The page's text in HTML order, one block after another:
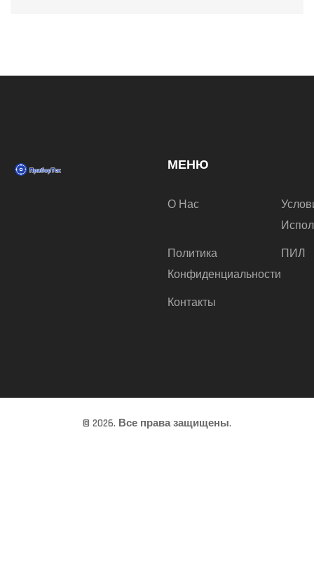
МЕНЮ
О Нас
Политика
Конфиденциальности
ПИЛ
Контакты
© 2026. Все права защищены.